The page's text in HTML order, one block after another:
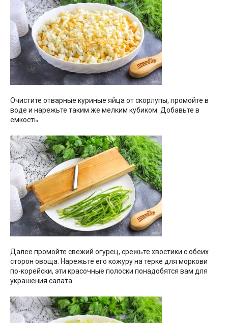
Очистите отварные куриные яйца от скорлупы, промойте в
воде и нарежьте таким же мелким кубиком. Добавьте в
емкость.
Далее промойте свежий огурец, срежьте хвостики с обеих
сторон овоща. Нарежьте его кожуру на терке для моркови
по-корейски, эти красочные полоски понадобятся вам для
украшения салата.